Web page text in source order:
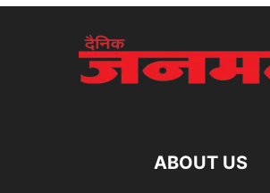
ABOUT US